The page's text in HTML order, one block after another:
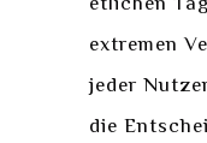
extremen
jeder
die